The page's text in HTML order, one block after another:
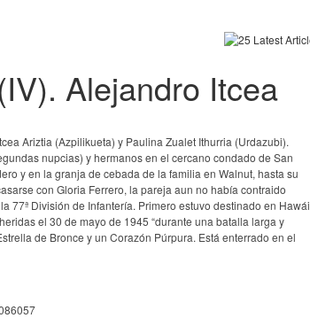
Alejandro Itcea
Ariztia (Azpilikueta) y Paulina Zualet Ithurria (Urdazubi).
nupcias) y hermanos en el cercano condado de San
y en la granja de cebada de la familia en Walnut, hasta su
con Gloria Ferrero, la pareja aun no había contraido
77ª División de Infantería. Primero estuvo destinado en Hawái
el 30 de mayo de 1945 “durante una batalla larga y
de Bronce y un Corazón Púrpura. Está enterrado en el